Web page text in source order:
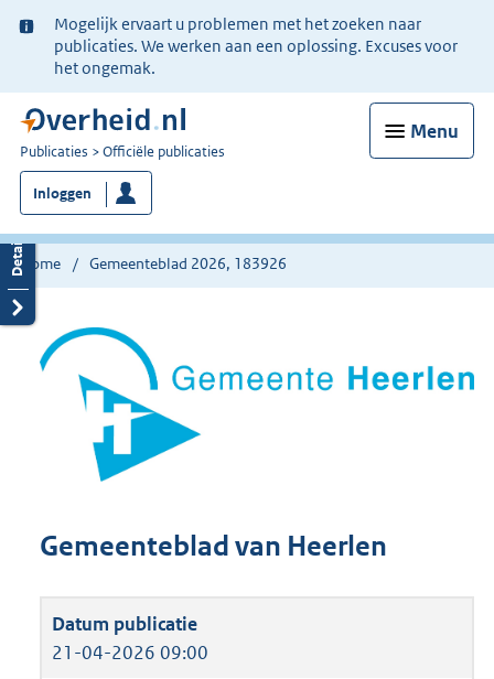
Ter
informatie:
Mogelijk ervaart u problemen met het zoeken naar
publicaties. We werken aan een oplossing. Excuses voor
het ongemak.
Menu
U
bent
nu
hier:
Publicaties Officiële publicaties
Inloggen
Home Gemeenteblad 2026, 183926
Gemeenteblad van Heerlen
21-04-2026 09:00